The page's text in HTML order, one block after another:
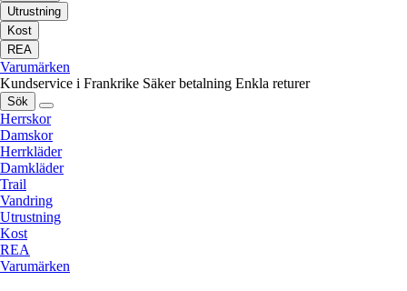
Utrustning
Kost
REA
Varumärken
Kundservice i Frankrike Säker betalning Enkla returer
Sök
Herrskor
Damskor
Herrkläder
Damkläder
Trail
Vandring
Utrustning
Kost
REA
Varumärken